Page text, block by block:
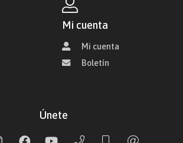
Mi cuenta
Mi cuenta
Boletín
Únete